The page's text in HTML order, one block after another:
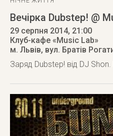
Вечірка Dubstep! @
29 серпня 2014, 21:00
Клуб-кафе «Music Lab»
м. Львів, вул. Братів
Заряд Dubstep! від DJ